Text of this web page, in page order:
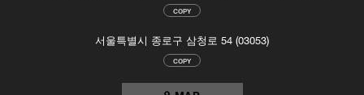
COPY
서울특별시 종로구 삼청로 54 (03053)
COPY